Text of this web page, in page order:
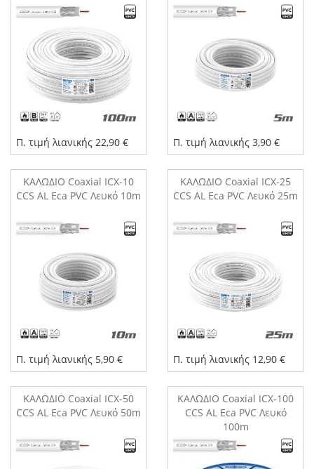
Π. τιμή λιανικής 22,90 € Π. τιμή λιανικής 3,90 €
ΚΑΛΩΔΙΟ Coaxial ICX-10
CCS AL Eca PVC Λευκό 10m
Π. τιμή λιανικής 5,90 €
ΚΑΛΩΔΙΟ Coaxial ICX-25
CCS AL Eca PVC Λευκό 25m
Π. τιμή λιανικής 12,90 €
ΚΑΛΩΔΙΟ Coaxial ICX-50
CCS AL Eca PVC Λευκό 50m
ΚΑΛΩΔΙΟ Coaxial ICX-100
CCS AL Eca PVC Λευκό
100m